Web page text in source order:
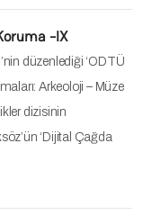
-IX
düzenlediği ‘ODTÜ
Arkeoloji – Müze
dizisinin
‘Dijital Çağda